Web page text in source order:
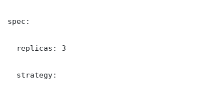
spec:
  replicas: 3
  strategy: